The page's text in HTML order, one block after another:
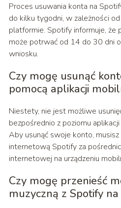
Proces usuwania konta na
do kilku tygodni, w zależności
platformie. Spotify informuje, że
może potrwać od 14 do 30 dni
wniosku.
Czy mogę usunąć
pomocą aplikacji
Niestety, nie jest możliwe
bezpośrednio z poziomu
Aby usunąć swoje konto,
internetową Spotify za
internetowej na urządzeniu
Czy mogę przenieść
muzyczną z Spotify